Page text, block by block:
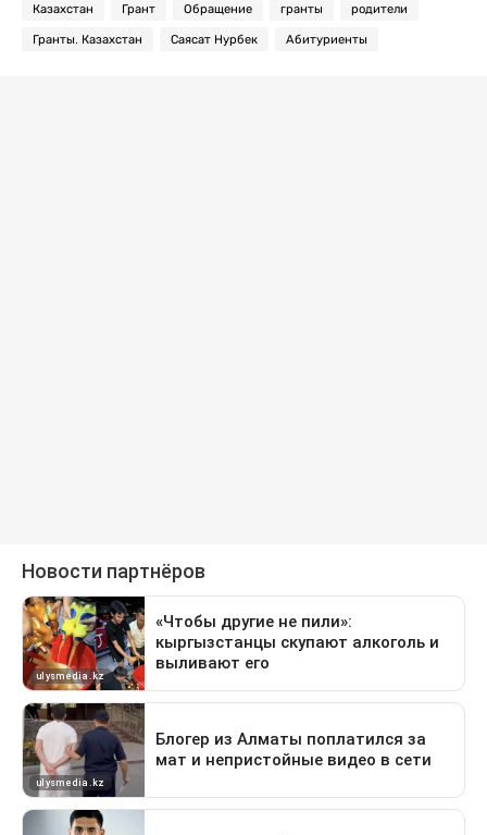
Казахстан Грант Обращение гранты родители
Гранты. Казахстан Саясат Нурбек Абитуриенты